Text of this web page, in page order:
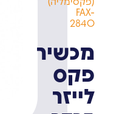
FAX-
2840
מכשיר
פקס
לייזר